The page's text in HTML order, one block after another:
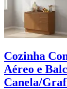
Cozinha
Aéreo e
Canela/